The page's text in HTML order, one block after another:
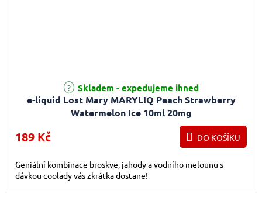
e-liquid Lost Mary MARYLIQ Peach Strawberry
Watermelon Ice 10ml 20mg
Skladem - expedujeme ihned
189 Kč DO KOŠÍKU
Geniální kombinace broskve, jahody a vodního melounu s
dávkou coolady vás zkrátka dostane!